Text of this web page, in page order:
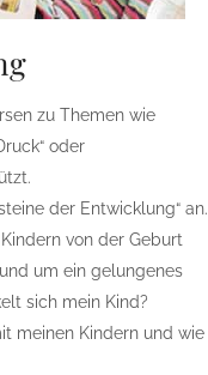
zu Themen wie
oder
der Entwicklung“ an.
von der Geburt
um ein gelungenes
sich mein Kind?
meinen Kindern und wie